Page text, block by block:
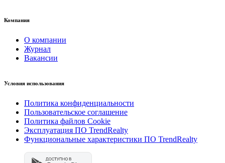
Компания
О компании
Журнал
Вакансии
Условия использования
Политика конфиденциальности
Пользовательское соглашение
Политика файлов Cookie
Эксплуатация ПО TrendRealty
Функциональные характеристики ПО TrendRealty